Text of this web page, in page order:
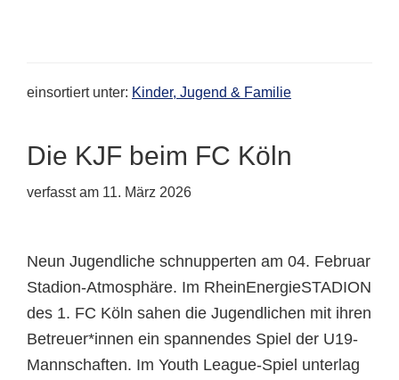
einsortiert unter: Kinder, Jugend & Familie
Die KJF beim FC Köln
verfasst am 11. März 2026
Neun Jugendliche schnupperten am 04. Februar
Stadion-Atmosphäre. Im RheinEnergieSTADION
des 1. FC Köln sahen die Jugendlichen mit ihren
Betreuer*innen ein spannendes Spiel der U19-
Mannschaften. Im Youth League-Spiel unterlag